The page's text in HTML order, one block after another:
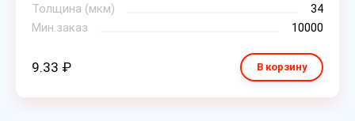
Толщина (мкм)
34
Мин.заказ
10000
9.33 ₽ В корзину